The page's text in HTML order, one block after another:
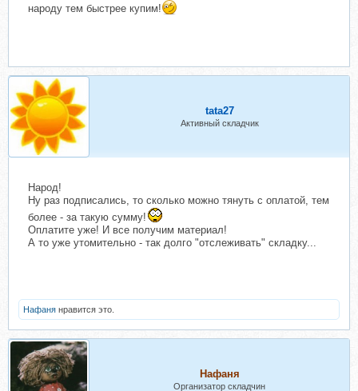
народу тем быстрее купим!
tata27
Активный складчик
Народ!
Ну раз подписались, то сколько можно тянуть с оплатой, тем
более - за такую сумму!
Оплатите уже! И все получим материал!
А то уже утомительно - так долго "отслеживать" складку...
Нафаня нравится это.
Нафаня
Организатор складчин